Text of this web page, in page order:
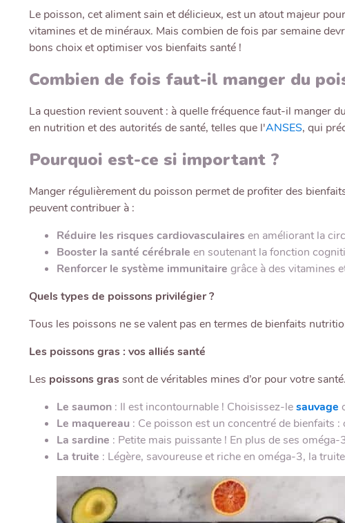
Le poisson, cet aliment sain et délicieux, est un atout majeur
vitamines et de minéraux. Mais combien de fois par semaine
bons choix et optimiser vos bienfaits santé !
Combien de fois faut-il manger du
La question revient souvent : à quelle fréquence faut-il manger
en nutrition et des autorités de santé, telles que l'ANSES, qui
Pourquoi est-ce si important ?
Manger régulièrement du poisson permet de profiter des
peuvent contribuer à :
Réduire les risques cardiovasculaires en améliorant la
Booster la santé cérébrale en soutenant la fonction
Renforcer le système immunitaire grâce à des vitamines
Quels types de poissons privilégier ?
Tous les poissons ne se valent pas en termes de bienfaits
Les poissons gras : vos alliés santé
Les poissons grassont de véritables mines d’or pour votre
Le saumon : Il est incontournable ! Choisissez-lesauvage
Le maquereau : Ce poisson est un concentré de bienfaits
La sardine : Petite mais puissante ! En plus de ses
La truite : Légère, savoureuse et riche en oméga-3, la